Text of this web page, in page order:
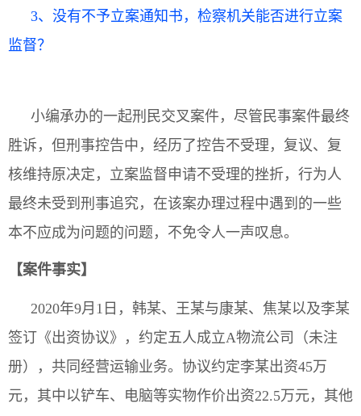
3、没有不予立案通知书，检察机关能否进行立案
监督？
小编承办的一起刑民交叉案件，尽管民事案件最终
胜诉，但刑事控告中，经历了控告不受理，复议、复
核维持原决定，立案监督申请不受理的挫折，行为人
最终未受到刑事追究，在该案办理过程中遇到的一些
本不应成为问题的问题，不免令人一声叹息。
【案件事实】
2020年9月1日，韩某、王某与康某、焦某以及李某
签订《出资协议》，约定五人成立A物流公司（未注
册），共同经营运输业务。协议约定李某出资45万
元，其中以铲车、电脑等实物作价出资22.5万元，其他